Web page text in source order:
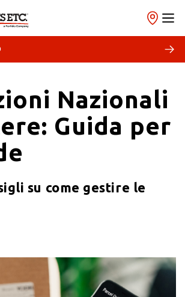
Nazionali
Guida per
su come gestire le